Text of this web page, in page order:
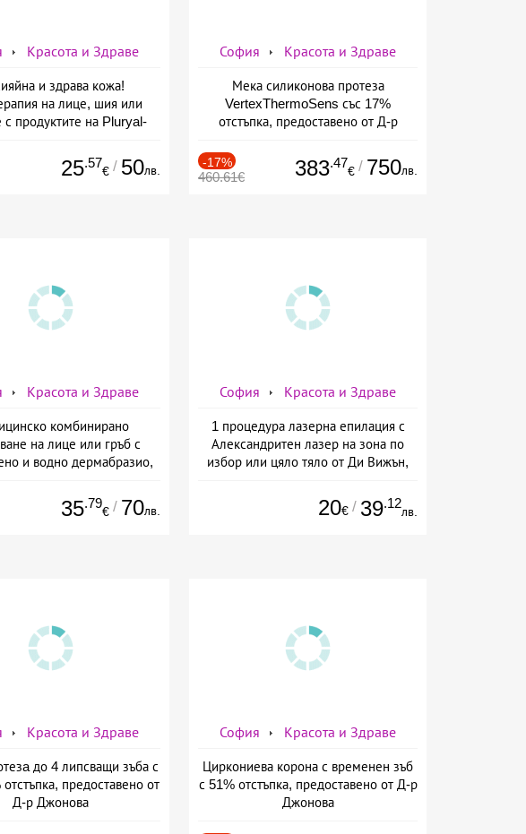
Красота и Здраве
и здрава кожа!
на лице, шия или
с продуктите на Pluryal-
център Симона
25.57
€ / 50лв.
София Красота и Здраве
Мека силиконова протеза
VertexThermoSens със 17%
отстъпка, предоставено от Д-р
-17%
460.61€ 383.47
€ / 750лв.
Красота и Здраве
комбинирано
на лице или гръб с
и водно дермабразио,
център Симона
35.79
€ / 70лв.
София Красота и Здраве
1 процедура лазерна епилация с
Александритен лазер на зона по
избор или цяло тяло от Ди Вижън,
20€ / 39.12
лв.
Красота и Здраве
до 4 липсващи зъба с
предоставено от
Д-р Джонова
София Красота и Здраве
Циркониева корона с временен зъб
с 51% отстъпка, предоставено от Д-р
Джонова